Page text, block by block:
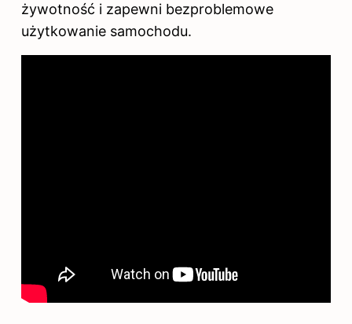
żywotność i zapewni bezproblemowe
użytkowanie samochodu.